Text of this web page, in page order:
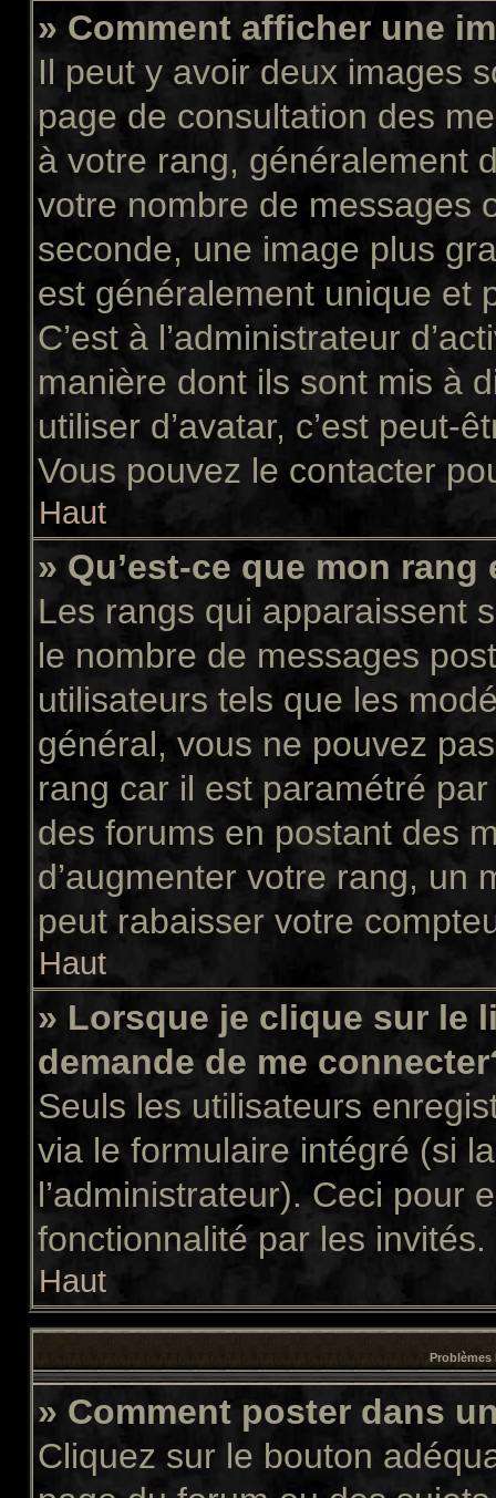
» Comment afficher une
Il peut y avoir deux images
page de consultation des
à votre rang, généralement
votre nombre de messages
seconde, une image plus
est généralement unique et
C’est à l’administrateur
manière dont ils sont mis à
utiliser d’avatar, c’est peut-
Vous pouvez le contacter
Haut
» Qu’est-ce que mon
Les rangs qui apparaissent
le nombre de messages
utilisateurs tels que les
général, vous ne pouvez
rang car il est paramétré
des forums en postant des
d’augmenter votre rang, un
peut rabaisser votre
Haut
» Lorsque je clique sur le
demande de me
Seuls les utilisateurs
via le formulaire intégré (si
l’administrateur). Ceci pour
fonctionnalité par les invités.
Haut
Problèmes
» Comment poster dans
Cliquez sur le bouton